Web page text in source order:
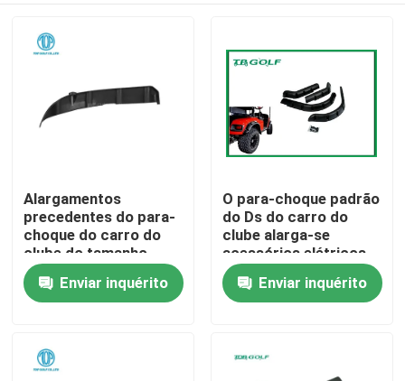
Casa
Produtos
Sobre nós
Alargamentos
precedentes do para-
choque do carro do
clube do tamanho
padrão do OEM
Enviar inquérito
O para-choque padrão
do Ds do carro do
clube alarga-se
acessórios elétricos
do trole de golfe
Enviar inquérito